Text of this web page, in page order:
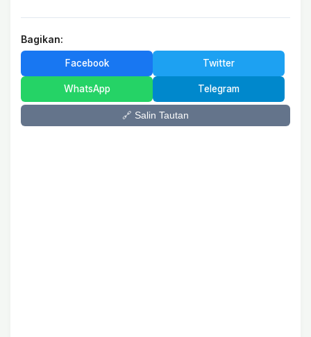
Bagikan:
Facebook Twitter
WhatsApp Telegram
🔗 Salin Tautan